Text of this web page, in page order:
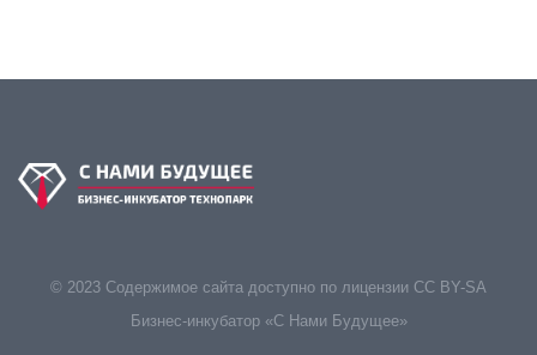
© 2023 Содержимое сайта доступно по лицензии CC BY-SA
Бизнес-инкубатор «С Нами Будущее»